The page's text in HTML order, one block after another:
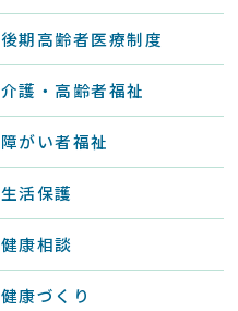
後期高齢者医療制度
介護・高齢者福祉
障がい者福祉
生活保護
健康相談
健康づくり